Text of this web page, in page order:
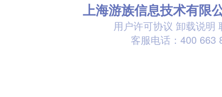
上海游族信息技术有限
用户许可协议 卸载说明
客服电话：400 663